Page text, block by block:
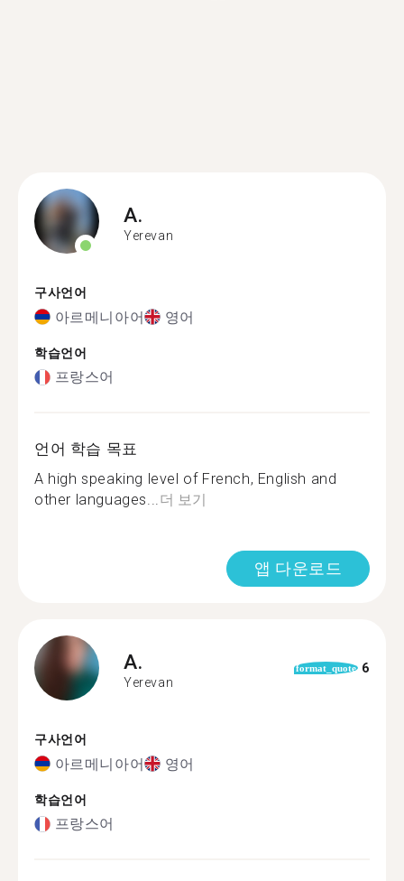
A.
Yerevan
구사언어
아르메니아어 영어
학습언어
프랑스어
언어 학습 목표
A high speaking level of French, English and
other languages...더 보기
앱 다운로드
A.
Yerevan
format_quote 6
구사언어
아르메니아어 영어
학습언어
프랑스어